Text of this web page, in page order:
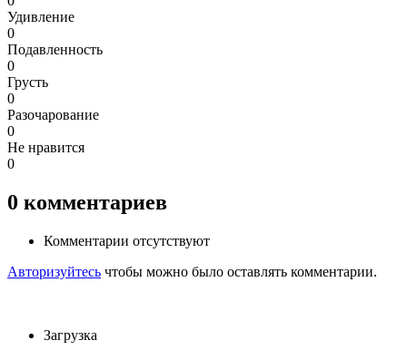
Удивление
0
Подавленность
0
Грусть
0
Разочарование
0
Не нравится
0
0 комментариев
Комментарии отсутствуют
Авторизуйтесь чтобы можно было оставлять комментарии.
Загрузка